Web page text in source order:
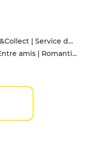
À emporter | Click&Collect | Service de livraison
Bistro/Brasserie | Entre amis | Romantique